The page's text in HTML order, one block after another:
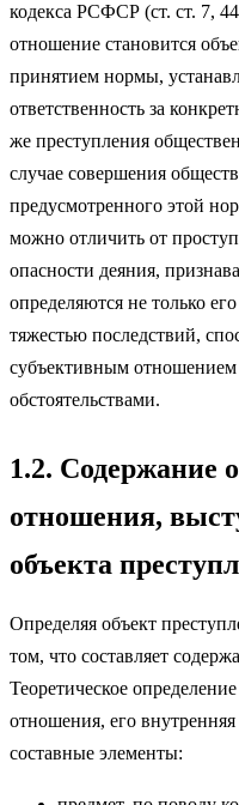
кодекса РСФСР (ст. ст. 7,
отношение становится
принятием нормы,
ответственность за
же преступления
случае совершения
предусмотренного этой
можно отличить от
опасности деяния,
определяются не только
тяжестью последствий,
субъективным
обстоятельствами.
1.2. Содержание
отношения,
объекта
Определяя объект
том, что составляет
Теоретическое
отношения, его
составные элементы: